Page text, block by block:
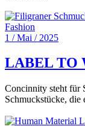
Fashion
1 / Mai / 2025
LABEL TO
Concinnity steht für
Schmuckstücke, die